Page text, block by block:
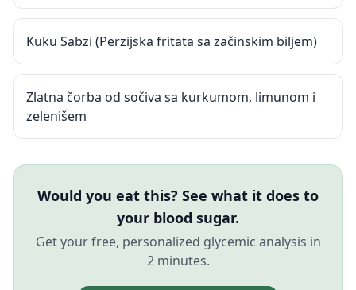
Kuku Sabzi (Perzijska fritata sa začinskim biljem)
Zlatna čorba od sočiva sa kurkumom, limunom i
zelenišem
Would you eat this? See what it does to
your blood sugar.
Get your free, personalized glycemic analysis in
2 minutes.